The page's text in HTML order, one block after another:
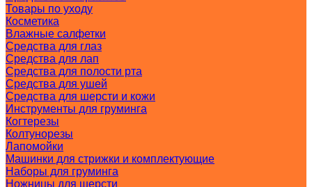
Товары по уходу
Косметика
Влажные салфетки
Средства для глаз
Средства для лап
Средства для полости рта
Средства для ушей
Средства для шерсти и кожи
Инструменты для груминга
Когтерезы
Колтунорезы
Лапомойки
Машинки для стрижки и комплектующие
Наборы для груминга
Ножницы для шерсти